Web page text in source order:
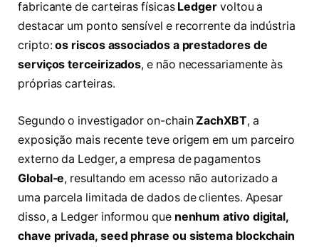
fabricante de carteiras físicas Ledgervoltou a
destacar um ponto sensível e recorrente da indústria
cripto:os riscos associados a prestadores de
serviços terceirizados, e não necessariamente às
próprias carteiras.
Segundo o investigador on-chainZachXBT, a
exposição mais recente teve origem em um parceiro
externo da Ledger, a empresa de pagamentos
Global-e, resultando em acesso não autorizado a
uma parcela limitada de dados de clientes. Apesar
disso, a Ledger informou que nenhum ativo digital,
chave privada, seed phrase ou sistema blockchain